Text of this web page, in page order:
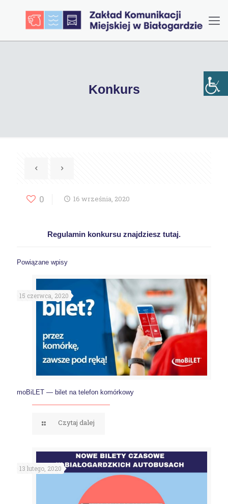
Konkurs
0 16 września, 2020
Regulamin konkursu znajdziesz tutaj.
Powiązane wpisy
15 czerwca, 2020
moBiLET — bilet na telefon komórkowy
Czytaj dalej
13 lutego, 2020